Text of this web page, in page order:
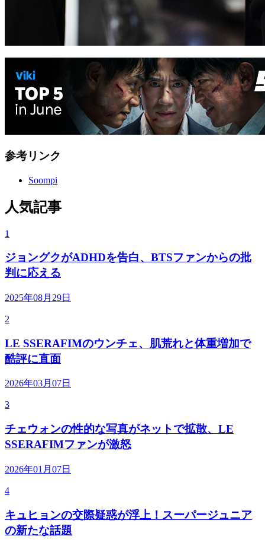
参考リンク
Soompi
人気記事
1
ジョングクがADHDを告白、BTSファンからの批
判に応える
2025年08月29日
2
LE SSERAFIMのウンチェ、肌荒れと体重増加で
酷評に直面
2026年03月07日
3
チェウォンの性的な写真がネットで拡散、LE
SSERAFIMファンが激怒
2026年01月07日
4
キュヒョンの交際疑惑が浮上！スーパージュニア
の新たな話題